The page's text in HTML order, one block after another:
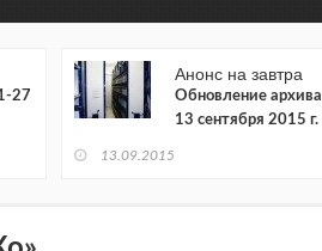
27
Анонс на завтра
Обновление архива
13 сентября 2015 г.
13.09.2015